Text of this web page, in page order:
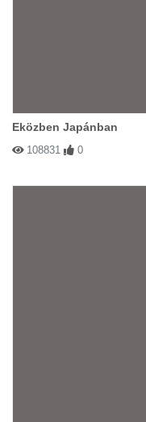
Eközben Japánban
108831 0